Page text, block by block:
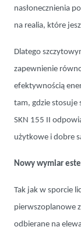
nasłonecznienia
na realia, które
Dlatego
zapewnienie
efektywnością
tam, gdzie stosuje
SKN 155 II
użytkowe i dobre
Nowy wymiar
Tak jak w sporcie
pierwszoplanowe
odbierane na